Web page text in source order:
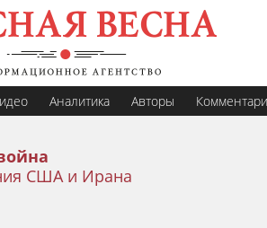
Аналитика Авторы
США и Ирана